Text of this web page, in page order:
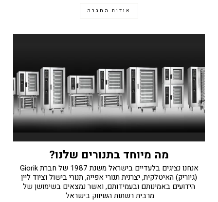
אודות החברה
מה מיוחד בתנורים שלנו?
אנחנו נציגים בלעדיים בישראל משנת 1987 של חברת Giorik
(גיוריק) האיטלקית, יצרנית תנורי אפייה, תנורי בישול וציוד ליין
הידועים באמינותם ובעמידותם, ואשר נמצאים בשימושן של
מרבית רשתות השיווק בישראל